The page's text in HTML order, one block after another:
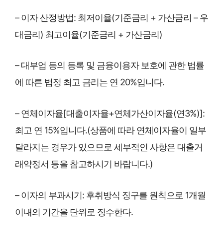
– 이자 산정방법: 최저이율(기준금리 + 가산금리 – 우
대금리) 최고이율(기준금리 + 가산금리)
– 대부업 등의 등록 및 금융이용자 보호에 관한 법률
에 따른 법정 최고 금리는 연 20%입니다.
– 연체이자율[대출이자율+연체가산이자율(연3%)]:
최고 연 15%입니다.(상품에 따라 연체이자율이 일부
달라지는 경우가 있으므로 세부적인 사항은 대출거
래약정서 등을 참고하시기 바랍니다.)
– 이자의 부과시기: 후취방식 징구를 원칙으로 1개월
이내의 기간을 단위로 징수한다.